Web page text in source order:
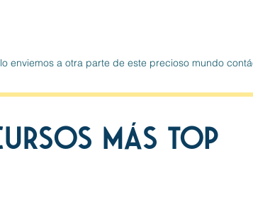
enviemos a otra parte de este precioso mundo
más top